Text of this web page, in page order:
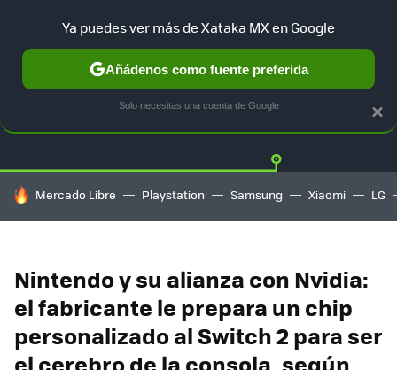
Twitter
HOY SE HABLA DE
Mercado Libre Playstation Samsung Xiaomi LG
Nintendo y su alianza con Nvidia:
el fabricante le prepara un chip
personalizado al Switch 2 para ser
el cerebro de la consola, según
×
Ya puedes ver más de Xataka MX en Google
Añádenos como fuente preferida
Solo necesitas una cuenta de Google